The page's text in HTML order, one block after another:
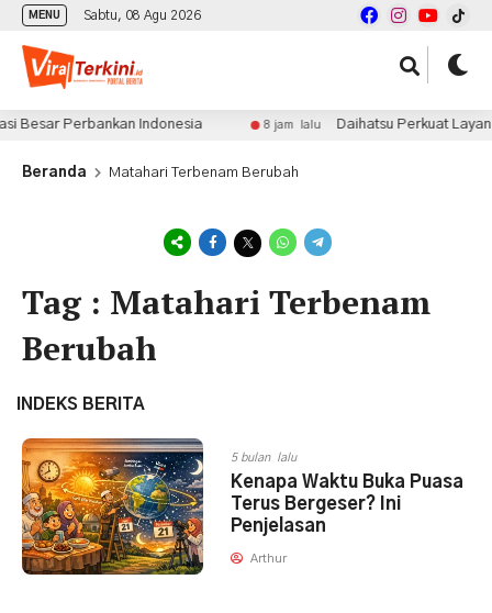
MENU Sabtu, 08 Agu 2026
Besar Perbankan Indonesia 8 jam lalu Daihatsu Perkuat
Beranda Matahari Terbenam Berubah
Tag : Matahari Terbenam
Berubah
INDEKS BERITA
5 bulan lalu
Kenapa Waktu Buka Puasa
Terus Bergeser? Ini
Penjelasan
Arthur